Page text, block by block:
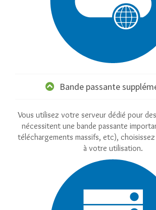
Bande passante
Vous utilisez votre serveur dédié pour
nécessitent une bande passante
téléchargements massifs, etc),
à votre utilisation.